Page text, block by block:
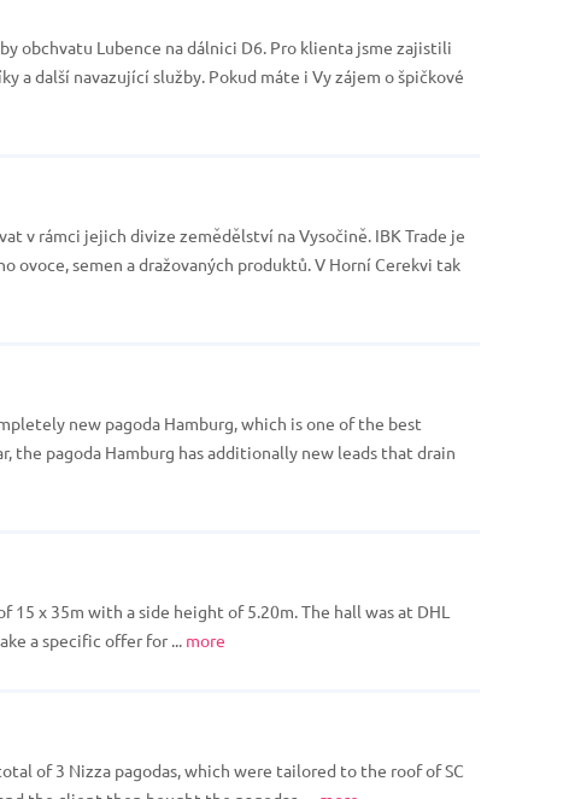
obchvatu Lubence na dálnici D6. Pro klienta jsme zajistili
a další navazující služby. Pokud máte i Vy zájem o špičkové
v rámci jejich divize zemědělství na Vysočině. IBK Trade je
semen a dražovaných produktů. V Horní Cerekvi tak
new pagoda Hamburg, which is one of the best
the pagoda Hamburg has additionally new leads that drain
x 35m with a side height of 5.20m. The hall was at DHL
a specific offer for ... more
of 3 Nizza pagodas, which were tailored to the roof of SC